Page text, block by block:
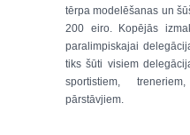
tērpa modelēšanas un
200 eiro. Kopējās
paralimpiskajai
tiks šūti visiem
sportistiem,
pārstāvjiem.